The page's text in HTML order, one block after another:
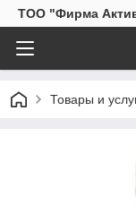
ТОО "Фирма
Товары и